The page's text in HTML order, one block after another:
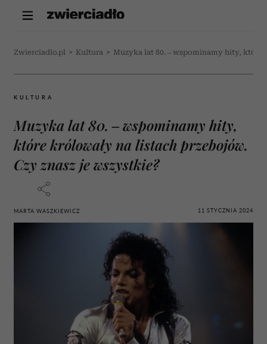
Zwierciadlo.pl > Kultura > Muzyka lat 80. – wspominamy hity, które
KULTURA
Muzyka lat 80. – wspominamy hity,
które królowały na listach przebojów.
Czy znasz je wszystkie?
MARTA WASZKIEWICZ 11 STYCZNIA 2024